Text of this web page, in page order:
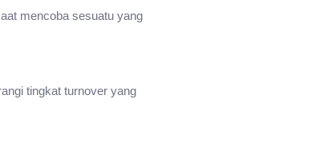
mencoba sesuatu yang
tingkat turnover yang